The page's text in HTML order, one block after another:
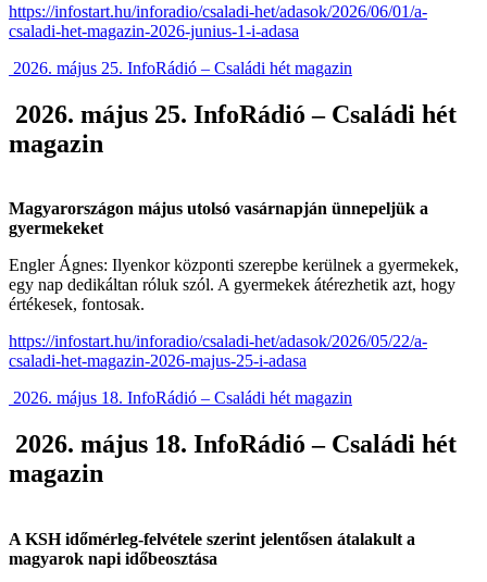
https://infostart.hu/inforadio/csaladi-het/adasok/2026/06/01/a-
csaladi-het-magazin-2026-junius-1-i-adasa
2026. május 25. InfoRádió – Családi hét magazin
2026. május 25. InfoRádió – Családi hét
magazin
Magyarországon május utolsó vasárnapján ünnepeljük a
gyermekeket
Engler Ágnes: Ilyenkor központi szerepbe kerülnek a gyermekek,
egy nap dedikáltan róluk szól. A gyermekek átérezhetik azt, hogy
értékesek, fontosak.
https://infostart.hu/inforadio/csaladi-het/adasok/2026/05/22/a-
csaladi-het-magazin-2026-majus-25-i-adasa
2026. május 18. InfoRádió – Családi hét magazin
2026. május 18. InfoRádió – Családi hét
magazin
A KSH időmérleg-felvétele szerint jelentősen átalakult a
magyarok napi időbeosztása